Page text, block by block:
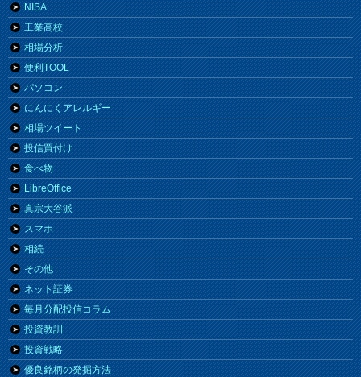
NISA
工業高校
相場分析
便利TOOL
パソコン
にんにくアレルギー
相場ツイート
投信買付け
食べ物
LibreOffice
真宗大谷派
スマホ
相続
その他
ネット証券
毎月分配投信コラム
投資教訓
投資戦略
優良銘柄の発掘方法